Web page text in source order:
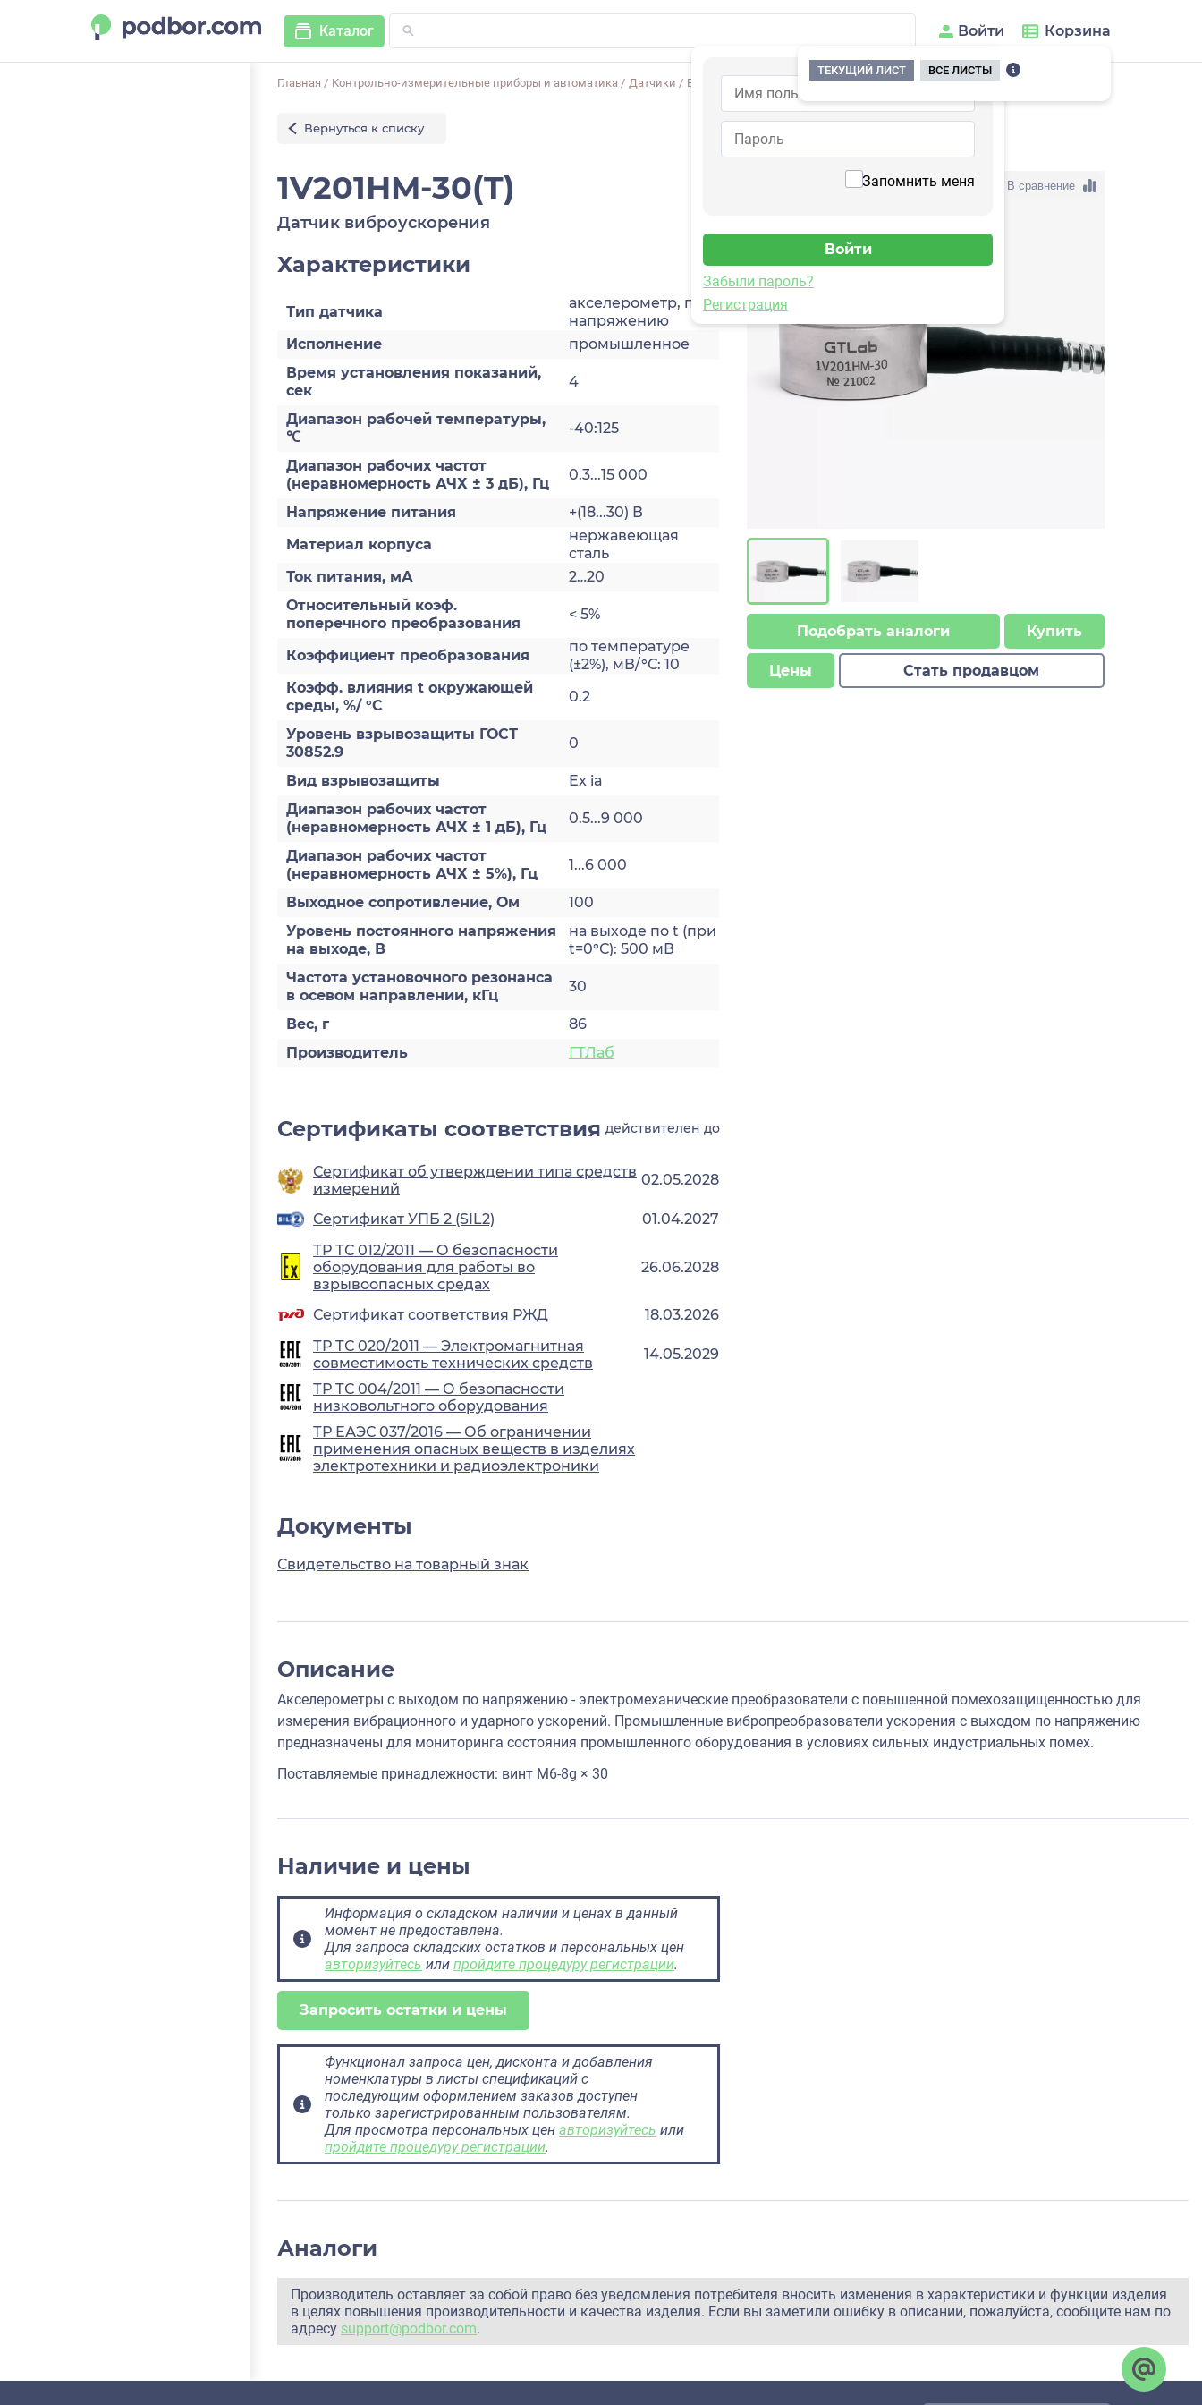
Каталог Войти
Запомнить меня
Забыли пароль?
Регистрация
Корзина
ТЕКУЩИЙ ЛИСТ
ВСЕ ЛИСТЫ
Главная / Контрольно-измерительные приборы и автоматика / Датчики / Виброускорения 1V201HM-30(T)
Вернуться к списку
1V201HM-30(T)
Датчик виброускорения
Характеристики
Тип датчика
акселерометр, по
напряжению
Исполнение
промышленное
Время установления показаний,
сек
4
Диапазон рабочей температуры,
℃
-40:125
Диапазон рабочих частот
(неравномерность АЧХ ± 3 дБ), Гц
0.3...15 000
Напряжение питания
+(18...30) В
Материал корпуса
нержавеющая
сталь
Ток питания, мА
2…20
Относительный коэф.
поперечного преобразования
< 5%
Коэффициент преобразования
по температуре
(±2%), мВ/°С: 10
Коэфф. влияния t окружающей
среды, %/ °С
0.2
Уровень взрывозащиты ГОСТ
30852.9
0
Вид взрывозащиты
Ex ia
Диапазон рабочих частот
(неравномерность АЧХ ± 1 дБ), Гц
0.5...9 000
Диапазон рабочих частот
(неравномерность АЧХ ± 5%), Гц
1...6 000
Выходное сопротивление, Ом
100
Уровень постоянного напряжения
на выходе, В
на выходе по t (при
t=0°С): 500 мВ
Частота установочного резонанса
в осевом направлении, кГц
30
Вес, г
86
Производитель
ГТЛаб
В сравнение
Подобрать аналоги Купить
Цены Стать продавцом
Сертификаты соответствия действителен до
Сертификат об утверждении типа средств
измерений
02.05.2028
Сертификат УПБ 2 (SIL2)
01.04.2027
ТР ТС 012/2011 — О безопасности
оборудования для работы во
взрывоопасных средах
26.06.2028
Сертификат соответствия РЖД
18.03.2026
ТР ТС 020/2011 — Электромагнитная
совместимость технических средств
14.05.2029
ТР ТС 004/2011 — О безопасности
низковольтного оборудования
ТР ЕАЭС 037/2016 — Об ограничении
применения опасных веществ в изделиях
электротехники и радиоэлектроники
Документы
Свидетельство на товарный знак
Описание
Акселерометры с выходом по напряжению - электромеханические преобразователи с повышенной помехозащищенностью для
измерения вибрационного и ударного ускорений. Промышленные вибропреобразователи ускорения с выходом по напряжению
предназначены для мониторинга состояния промышленного оборудования в условиях сильных индустриальных помех.
Поставляемые принадлежности: винт M6-8g × 30
Наличие и цены
Информация о складском наличии и ценах в данный
момент не предоставлена.
Для запроса складских остатков и персональных цен
авторизуйтесь или пройдите процедуру регистрации.
Запросить остатки и цены
Функционал запроса цен, дисконта и добавления
номенклатуры в листы спецификаций с
последующим оформлением заказов доступен
только зарегистрированным пользователям.
Для просмотра персональных цен авторизуйтесь или
пройдите процедуру регистрации.
Аналоги
Производитель оставляет за собой право без уведомления потребителя вносить изменения в характеристики и функции изделия
в целях повышения производительности и качества изделия. Если вы заметили ошибку в описании, пожалуйста, сообщите нам по
адресу support@podbor.com.